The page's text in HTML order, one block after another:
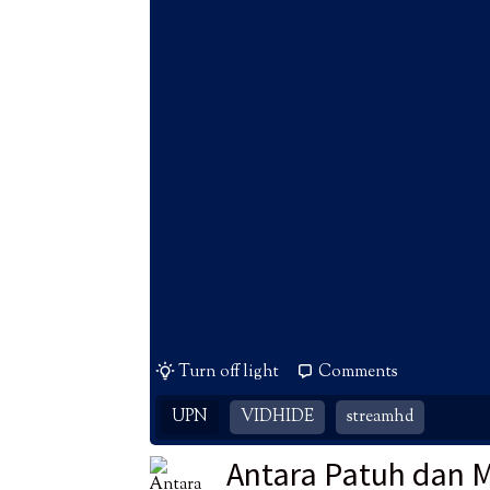
Turn off light
Comments
UPN
VIDHIDE streamhd
Antara Patuh dan